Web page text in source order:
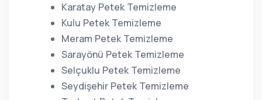
Karatay Petek Temizleme
Kulu Petek Temizleme
Meram Petek Temizleme
Sarayönü Petek Temizleme
Selçuklu Petek Temizleme
Seydişehir Petek Temizleme